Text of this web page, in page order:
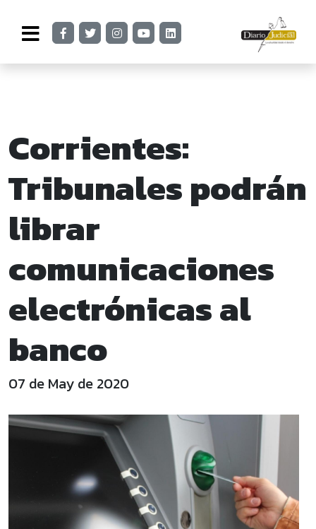
Corrientes:
Tribunales podrán
librar
comunicaciones
electrónicas al
banco
07 de May de 2020